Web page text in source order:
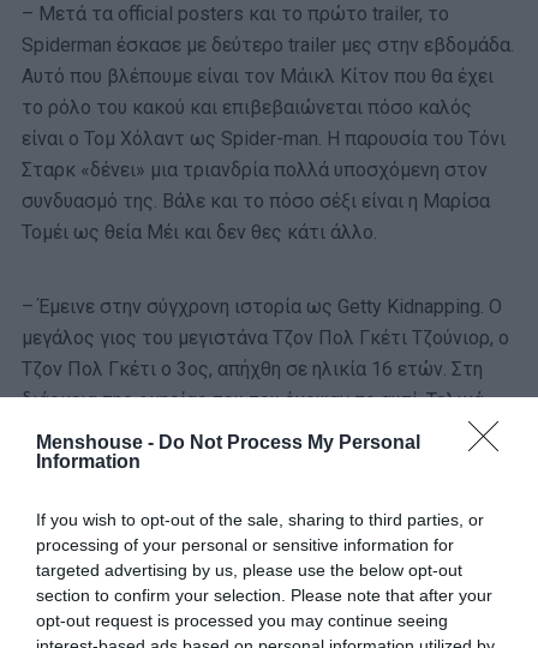
Menshouse - Do Not Process My Personal
Information
If you wish to opt-out of the sale, sharing to third parties, or
processing of your personal or sensitive information for
targeted advertising by us, please use the below opt-out
section to confirm your selection. Please note that after your
opt-out request is processed you may continue seeing
– Μετά τα official posters και το πρώτο trailer, το
Spiderman έσκασε με δεύτερο trailer μες στην εβδομάδα.
Αυτό που βλέπουμε είναι τον Μάικλ Κίτον που θα έχει
το ρόλο του κακού και επιβεβαιώνεται πόσο καλός
είναι ο Τομ Χόλαντ ως Spider-man. Η παρουσία του Τόνι
Σταρκ «δένει» μια τριανδρία πολλά υποσχόμενη στον
συνδυασμό της. Βάλε και το πόσο σέξι είναι η Μαρίσα
Τομέι ως θεία Μέι και δεν θες κάτι άλλο.
– Έμεινε στην σύγχρονη ιστορία ως Getty Kidnapping. Ο
μεγάλος γιος του μεγιστάνα Τζον Πολ Γκέτι Τζούνιορ, ο
Τζον Πολ Γκέτι ο 3ος, απήχθη σε ηλικία 16 ετών. Στη
διάρκεια της ομηρίας του του έκοψαν το αυτί. Τελικά
αφέθηκε ελεύθερος. Αυτή την υπόθεση θα αφηγηθεί ο
Ρίντλι Σκοτ σε ταινία που ετοιμάζει για το τέλος του
εβδομάδες.
Εκείνο που μάθαμε προσφάτως είναι ότι ο
Κέβιν Σπέισι, η Μισέλ Γουίλιαμς και ο Μαρκ